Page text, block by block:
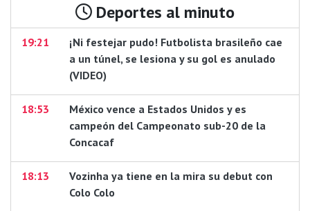
Deportes al minuto
19:21
¡Ni festejar pudo! Futbolista brasileño cae
a un túnel, se lesiona y su gol es anulado
(VIDEO)
18:53
México vence a Estados Unidos y es
campeón del Campeonato sub-20 de la
Concacaf
18:13
Vozinha ya tiene en la mira su debut con
Colo Colo